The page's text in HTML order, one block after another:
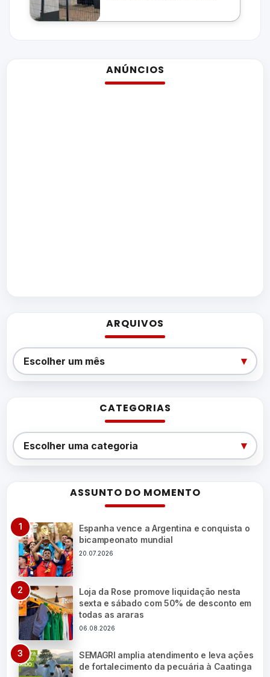
ANÚNCIOS
ARQUIVOS
Arquivos
Escolher um mês ▾
CATEGORIAS
Categorias
Escolher uma categoria ▾
ASSUNTO DO MOMENTO
Espanha vence a Argentina e conquista o
bicampeonato mundial
20.07.2026
Loja da Rose promove liquidação nesta
sexta e sábado com 50% de desconto em
todas as araras
06.08.2026
SEMAGRI amplia atendimento e leva ações
de fortalecimento da pecuária à Caatinga